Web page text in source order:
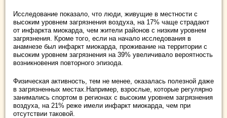
Исследование показало, что люди, живущие в местности с
высоким уровнем загрязнения воздуха, на 17% чаще страдают
от инфаркта миокарда, чем жители районов с низким уровнем
загрязнения. Кроме того, если на начало исследования в
анамнезе был инфаркт миокарда, проживание на территории с
высоким уровнем загрязнения на 39% увеличивало вероятность
возникновения повторного эпизода.
Физическая активность, тем не менее, оказалась полезной даже
в загрязненных местах.Например, взрослые, которые регулярно
занимались спортом в регионах с высоким уровнем загрязнения
воздуха, на 21% реже имели инфаркт миокарда, чем при
отсутствии таковой.